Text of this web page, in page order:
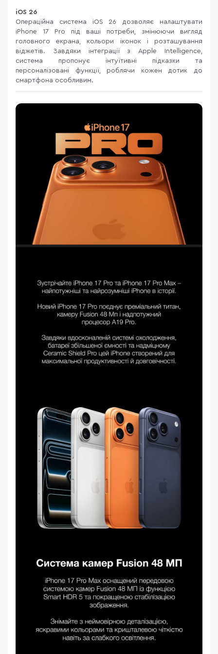
iOS 26
Операційна система iOS 26 дозволяє налаштувати
iPhone 17 Pro під ваші потреби, змінюючи вигляд
головного екрана, кольори іконок і розташування
віджетів. Завдяки інтеграції з Apple Intelligence,
система пропонує інтуїтивні підказки та
персоналізовані функції, роблячи кожен дотик до
смартфона особливим.